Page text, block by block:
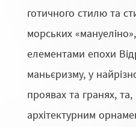
готичного стилю та
морських
елементами епохи
маньєризму, у
проявах та гранях,
архітектурним